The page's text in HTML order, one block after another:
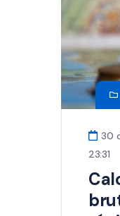
30
23:31